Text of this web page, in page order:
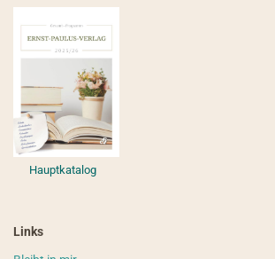
Hauptkatalog
Links